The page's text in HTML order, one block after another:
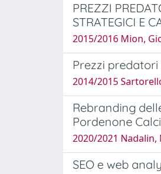
PREZZI
STRATEGICI E
2015/2016 Mion,
Prezzi
2014/2015
Rebranding
Pordenone
2020/2021 Nadalin,
SEO e web